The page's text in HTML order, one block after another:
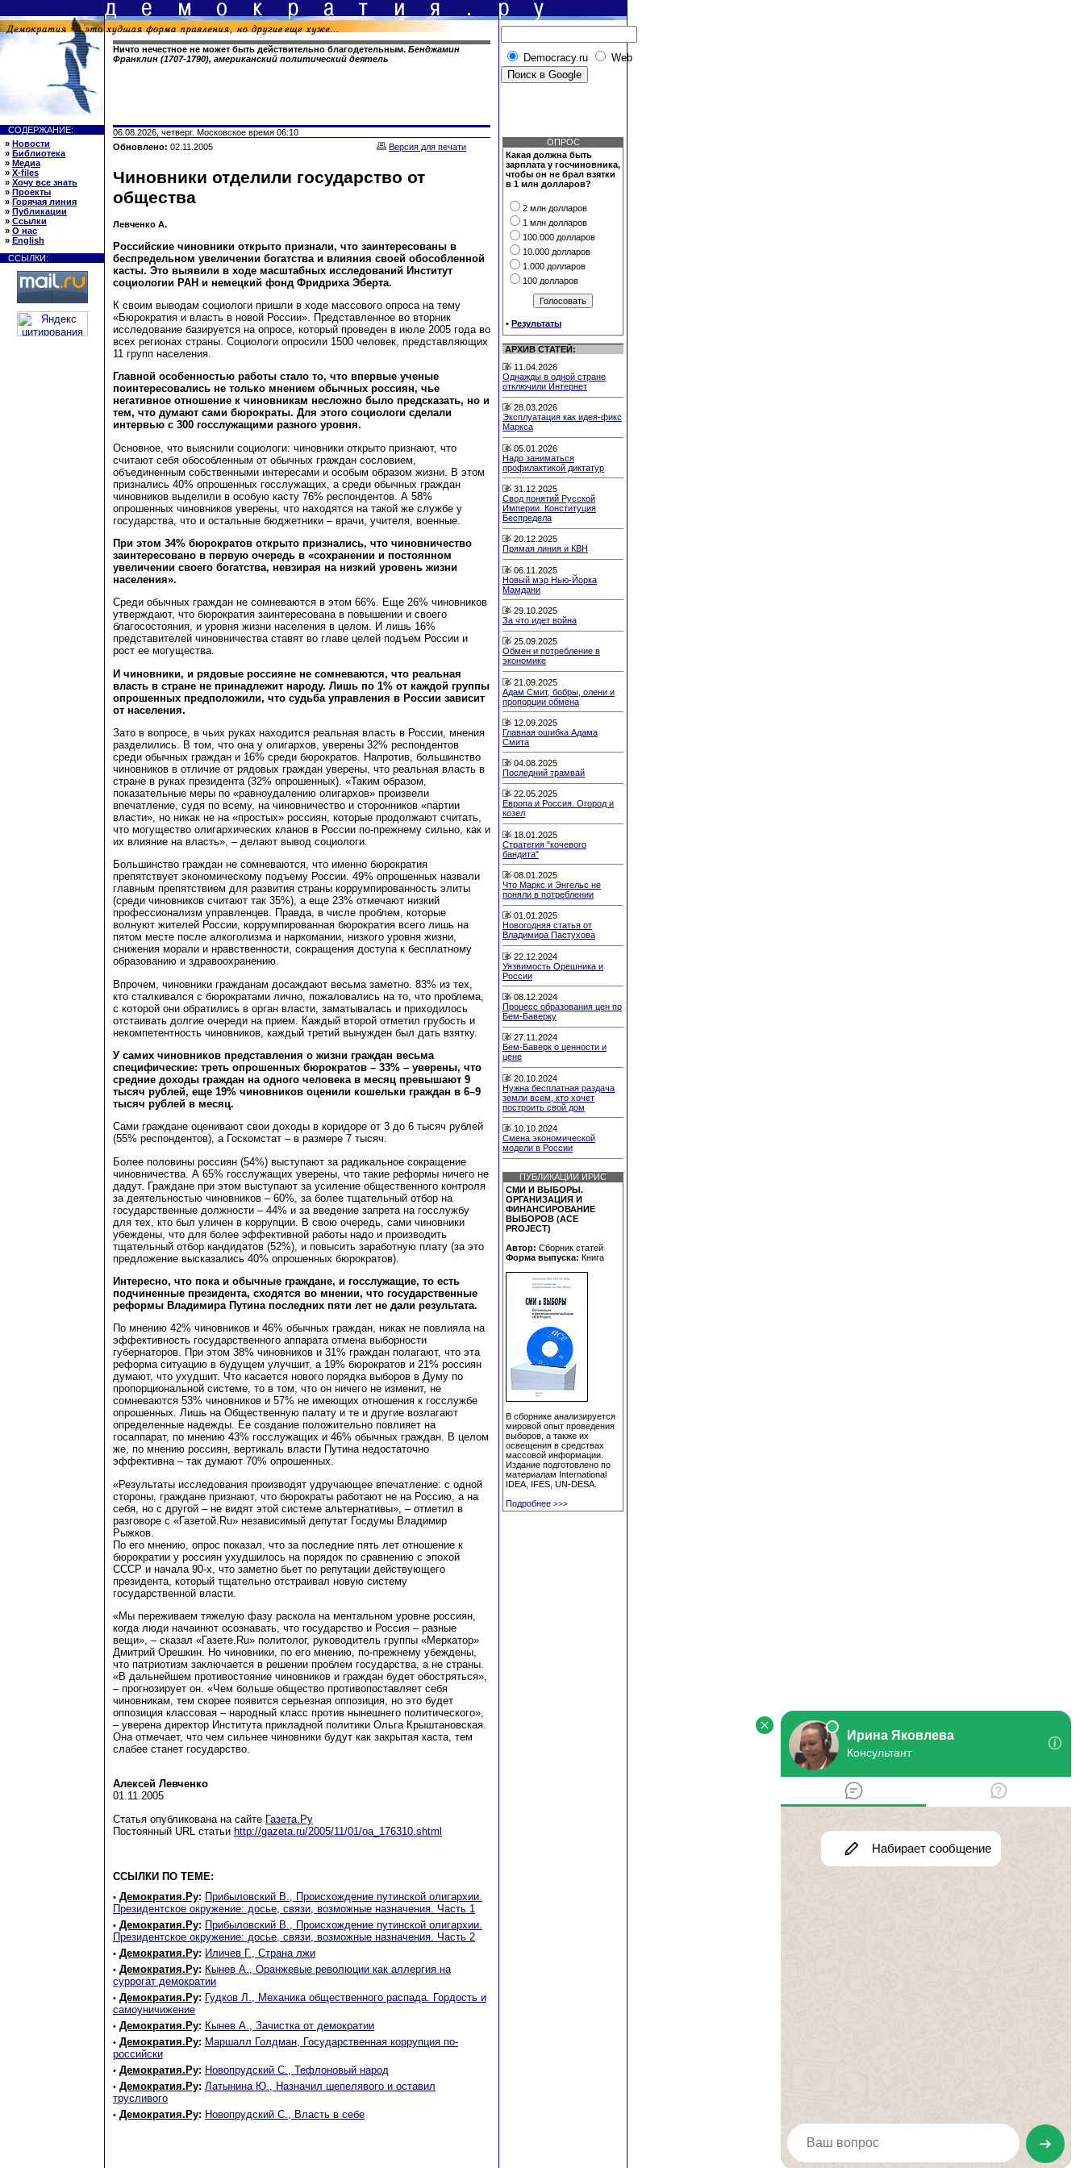
Ничто нечестное не может быть действительно благодетельным. Бенджамин
Франклин (1707-1790), американский политический деятель
Democracy.ru Web
СОДЕРЖАНИЕ:
» Новости
» Библиотека
» Медиа
» X-files
» Хочу все знать
» Проекты
» Горячая линия
» Публикации
» Ссылки
» О нас
» English
ССЫЛКИ:
06.08.2026, четверг. Московское время 06:10
Обновлено: 02.11.2005 Версия для печати
Чиновники отделили государство от
общества
Левченко А.
Российские чиновники открыто признали, что заинтересованы в
беспредельном увеличении богатства и влияния своей обособленной
касты. Это выявили в ходе масштабных исследований Институт
социологии РАН и немецкий фонд Фридриха Эберта.
К своим выводам социологи пришли в ходе массового опроса на тему
«Бюрократия и власть в новой России». Представленное во вторник
исследование базируется на опросе, который проведен в июле 2005 года во
всех регионах страны. Социологи опросили 1500 человек, представляющих
11 групп населения.
Главной особенностью работы стало то, что впервые ученые
поинтересовались не только мнением обычных россиян, чье
негативное отношение к чиновникам несложно было предсказать, но и
тем, что думают сами бюрократы. Для этого социологи сделали
интервью с 300 госслужащими разного уровня.
Основное, что выяснили социологи: чиновники открыто признают, что
считают себя обособленным от обычных граждан сословием,
объединенным собственными интересами и особым образом жизни. В этом
признались 40% опрошенных госслужащих, а среди обычных граждан
чиновников выделили в особую касту 76% респондентов. А 58%
опрошенных чиновников уверены, что находятся на такой же службе у
государства, что и остальные бюджетники – врачи, учителя, военные.
При этом 34% бюрократов открыто признались, что чиновничество
заинтересовано в первую очередь в «сохранении и постоянном
увеличении своего богатства, невзирая на низкий уровень жизни
населения».
Среди обычных граждан не сомневаются в этом 66%. Еще 26% чиновников
утверждают, что бюрократия заинтересована в повышении и своего
благосостояния, и уровня жизни населения в целом. И лишь 16%
представителей чиновничества ставят во главе целей подъем России и
рост ее могущества.
И чиновники, и рядовые россияне не сомневаются, что реальная
власть в стране не принадлежит народу. Лишь по 1% от каждой группы
опрошенных предположили, что судьба управления в России зависит
от населения.
Зато в вопросе, в чьих руках находится реальная власть в России, мнения
разделились. В том, что она у олигархов, уверены 32% респондентов
среди обычных граждан и 16% среди бюрократов. Напротив, большинство
чиновников в отличие от рядовых граждан уверены, что реальная власть в
стране в руках президента (32% опрошенных). «Таким образом,
показательные меры по «равноудалению олигархов» произвели
впечатление, судя по всему, на чиновничество и сторонников «партии
власти», но никак не на «простых» россиян, которые продолжают считать,
что могущество олигархических кланов в России по-прежнему сильно, как и
их влияние на власть», – делают вывод социологи.
Большинство граждан не сомневаются, что именно бюрократия
препятствует экономическому подъему России. 49% опрошенных назвали
главным препятствием для развития страны коррумпированность элиты
(среди чиновников считают так 35%), а еще 23% отмечают низкий
профессионализм управленцев. Правда, в числе проблем, которые
волнуют жителей России, коррумпированная бюрократия всего лишь на
пятом месте после алкоголизма и наркомании, низкого уровня жизни,
снижения морали и нравственности, сокращения доступа к бесплатному
образованию и здравоохранению.
Впрочем, чиновники гражданам досаждают весьма заметно. 83% из тех,
кто сталкивался с бюрократами лично, пожаловались на то, что проблема,
с которой они обратились в орган власти, заматывалась и приходилось
отстаивать долгие очереди на прием. Каждый второй отметил грубость и
некомпетентность чиновников, каждый третий вынужден был дать взятку.
У самих чиновников представления о жизни граждан весьма
специфические: треть опрошенных бюрократов – 33% – уверены, что
средние доходы граждан на одного человека в месяц превышают 9
тысяч рублей, еще 19% чиновников оценили кошельки граждан в 6–9
тысяч рублей в месяц.
Сами граждане оценивают свои доходы в коридоре от 3 до 6 тысяч рублей
(55% респондентов), а Госкомстат – в размере 7 тысяч.
Более половины россиян (54%) выступают за радикальное сокращение
чиновничества. А 65% госслужащих уверены, что такие реформы ничего не
дадут. Граждане при этом выступают за усиление общественного контроля
за деятельностью чиновников – 60%, за более тщательный отбор на
государственные должности – 44% и за введение запрета на госслужбу
для тех, кто был уличен в коррупции. В свою очередь, сами чиновники
убеждены, что для более эффективной работы надо и производить
тщательный отбор кандидатов (52%), и повысить заработную плату (за это
предложение высказались 40% опрошенных бюрократов).
Интересно, что пока и обычные граждане, и госслужащие, то есть
подчиненные президента, сходятся во мнении, что государственные
реформы Владимира Путина последних пяти лет не дали результата.
По мнению 42% чиновников и 46% обычных граждан, никак не повлияла на
эффективность государственного аппарата отмена выборности
губернаторов. При этом 38% чиновников и 31% граждан полагают, что эта
реформа ситуацию в будущем улучшит, а 19% бюрократов и 21% россиян
думают, что ухудшит. Что касается нового порядка выборов в Думу по
пропорциональной системе, то в том, что он ничего не изменит, не
сомневаются 53% чиновников и 57% не имеющих отношения к госслужбе
опрошенных. Лишь на Общественную палату и те и другие возлагают
определенные надежды. Ее создание положительно повлияет на
госаппарат, по мнению 43% госслужащих и 46% обычных граждан. В целом
же, по мнению россиян, вертикаль власти Путина недостаточно
эффективна – так думают 70% опрошенных.
«Результаты исследования производят удручающее впечатление: с одной
стороны, граждане признают, что бюрократы работают не на Россию, а на
себя, но с другой – не видят этой системе альтернативы», – отметил в
разговоре с «Газетой.Ru» независимый депутат Госдумы Владимир
Рыжков.
По его мнению, опрос показал, что за последние пять лет отношение к
бюрократии у россиян ухудшилось на порядок по сравнению с эпохой
СССР и начала 90-х, что заметно бьет по репутации действующего
президента, который тщательно отстраивал новую систему
государственной власти.
«Мы переживаем тяжелую фазу раскола на ментальном уровне россиян,
когда люди начаинют осознавать, что государство и Россия – разные
вещи», – сказал «Газете.Ru» политолог, руководитель группы «Меркатор»
Дмитрий Орешкин. Но чиновники, по его мнению, по-прежнему убеждены,
что патриотизм заключается в решении проблем государства, а не страны.
«В дальнейшем противостояние чиновников и граждан будет обостряться»,
– прогнозирует он. «Чем больше общество противопоставляет себя
чиновникам, тем скорее появится серьезная оппозиция, но это будет
оппозиция классовая – народный класс против нынешнего политического»,
– уверена директор Института прикладной политики Ольга Крыштановская.
Она отмечает, что чем сильнее чиновники будут как закрытая каста, тем
слабее станет государство.
Алексей Левченко
01.11.2005
Cтатья опубликована на сайте Газета.Ру
Постоянный URL статьи http://gazeta.ru/2005/11/01/oa_176310.shtml
ССЫЛКИ ПО ТЕМЕ:
• Демократия.Ру: Прибыловский В., Происхождение путинской олигархии.
Президентское окружение: досье, связи, возможные назначения. Часть 1
• Демократия.Ру: Прибыловский В., Происхождение путинской олигархии.
Президентское окружение: досье, связи, возможные назначения. Часть 2
• Демократия.Ру: Иличев Г., Страна лжи
• Демократия.Ру: Кынев А., Оранжевые революции как аллергия на
суррогат демократии
• Демократия.Ру: Гудков Л., Механика общественного распада. Гордость и
самоуничижение
• Демократия.Ру: Кынев А., Зачистка от демократии
• Демократия.Ру: Маршалл Голдман, Государственная коррупция по-
российски
• Демократия.Ру: Новопрудский С., Тефлоновый народ
• Демократия.Ру: Латынина Ю., Назначил шепелявого и оставил
трусливого
• Демократия.Ру: Новопрудский С., Власть в себе
ОПРОС
Какая должна быть
зарплата у госчиновника,
чтобы он не брал взятки
в 1 млн долларов?
2 млн долларов
1 млн долларов
100.000 долларов
10.000 долларов
1.000 долларов
100 долларов
• Результаты
АРХИВ СТАТЕЙ:
11.04.2026
Однажды в одной стране
отключили Интернет
28.03.2026
Эксплуатация как идея-фикс
Маркса
05.01.2026
Надо заниматься
профилактикой диктатур
31.12.2025
Свод понятий Русской
Империи. Конституция
Беспредела
20.12.2025
Прямая линия и КВН
06.11.2025
Новый мэр Нью-Йорка
Мамдани
29.10.2025
За что идет война
25.09.2025
Обмен и потребление в
экономике
21.09.2025
Адам Смит, бобры, олени и
пропорции обмена
12.09.2025
Главная ошибка Адама
Смита
04.08.2025
Последний трамвай
22.05.2025
Европа и Россия. Огород и
козел
18.01.2025
Стратегия "кочевого
бандита"
08.01.2025
Что Маркс и Энгельс не
поняли в потреблении
01.01.2025
Новогодняя статья от
Владимира Пастухова
22.12.2024
Уязвимость Орешника и
России
08.12.2024
Процесс образования цен по
Бем-Баверку
27.11.2024
Бем-Баверк о ценности и
цене
20.10.2024
Нужна бесплатная раздача
земли всем, кто хочет
построить свой дом
10.10.2024
Смена экономической
модели в России
ПУБЛИКАЦИИ ИРИС
СМИ И ВЫБОРЫ.
ОРГАНИЗАЦИЯ И
ФИНАНСИРОВАНИЕ
ВЫБОРОВ (ACE
PROJECT)
Автор: Сборник статей
Форма выпуска: Книга
В сборнике анализируется
мировой опыт проведения
выборов, а также их
освещения в средствах
массовой информации.
Издание подготовлено по
материалам International
IDEA, IFES, UN-DESA.
Подробнее >>>